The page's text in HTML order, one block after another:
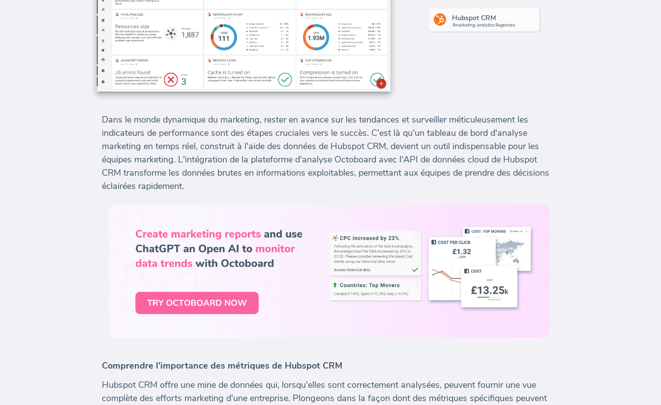
Dans le monde dynamique du marketing, rester en avance sur les tendances et surveiller méticuleusement les
indicateurs de performance sont des étapes cruciales vers le succès. C'est là qu'un tableau de bord d'analyse
marketing en temps réel, construit à l'aide des données de Hubspot CRM, devient un outil indispensable pour les
équipes marketing. L'intégration de la plateforme d'analyse Octoboard avec l'API de données cloud de Hubspot
CRM transforme les données brutes en informations exploitables, permettant aux équipes de prendre des décisions
éclairées rapidement.
Comprendre l'importance des métriques de Hubspot CRM
Hubspot CRM offre une mine de données qui, lorsqu'elles sont correctement analysées, peuvent fournir une vue
complète des efforts marketing d'une entreprise. Plongeons dans la façon dont des métriques spécifiques peuvent
Hubspot CRM
#marketing-analytics #agencies